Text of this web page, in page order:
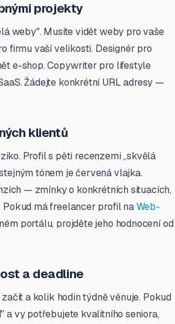
projekty
weby". Musíte vidět weby pro vaše
firmu vaší velikosti. Designér pro
e-shop. Copywriter pro lifestyle
Žádejte konkrétní URL adresy —
klientů
Profil s pěti recenzemi „skvělá
tónem je červená vlajka.
— zmínky o konkrétních situacích,
Pokud má freelancer profil naWeb-
portálu, projděte jeho hodnocení od
a deadline
a kolik hodin týdně věnuje. Pokud
a vy potřebujete kvalitního seniora,